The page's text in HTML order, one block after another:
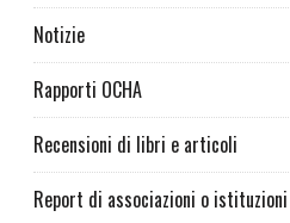
Notizie
Rapporti OCHA
Recensioni di libri e articoli
Report di associazioni o istituzioni